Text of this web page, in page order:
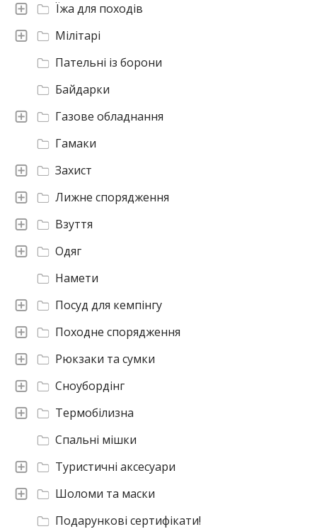
Подарункові сертифікати!
Шоломи та маски
Туристичні аксесуари
Спальні мішки
Термобілизна
Сноубордінг
Рюкзаки та сумки
Походне спорядження
Посуд для кемпінгу
Намети
Одяг
Взуття
Лижне спорядження
Захист
Гамаки
Газове обладнання
Байдарки
Пательні із борони
Мілітарі
Їжа для походів